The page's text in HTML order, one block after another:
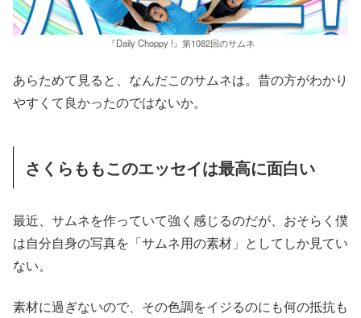
『Daily Choppy !』第1082回のサムネ
あらためて見ると、なんだこのサムネは。昔の方がわかり
やすくて良かったのではないか。
さくらももこのエッセイは最高に面白い
最近、サムネを作っていて強く感じるのだが、おそらく僕
は自分自身の写真を「サムネ用の素材」としてしか見てい
ない。
素材に過ぎないので、その色調をイジるのにも何の抵抗も